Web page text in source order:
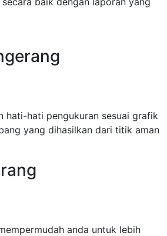
hati-hati pengukuran sesuai grafik
yang dihasilkan dari titik aman
anda untuk lebih